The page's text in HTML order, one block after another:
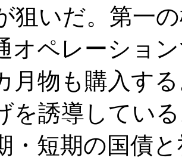
狙いだ。第一
オペレーショ
月物も購入す
を誘導してい
・短期の国債